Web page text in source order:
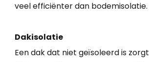
veel efficiënter dan bodemisolatie.
Dakisolatie
Een dak dat niet geïsoleerd is